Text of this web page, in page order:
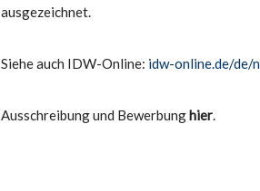
ausgezeichnet.
Siehe auch IDW-Online: idw-online.de/de/
Ausschreibung und Bewerbunghier.